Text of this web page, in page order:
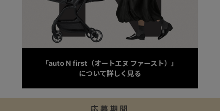
「auto N first（オートエヌ ファースト）」
について詳しく見る
応募期間